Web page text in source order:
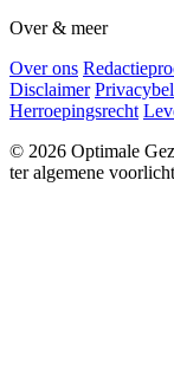
Over & meer
Over ons
Disclaimer
Herroepingsrecht
© 2026 Optimale
ter algemene